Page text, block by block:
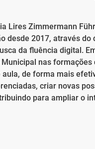
Lires Zimmermann
desde 2017, através
da fluência digital.
nas
aula, de forma mais
criar novas
para ampliar o